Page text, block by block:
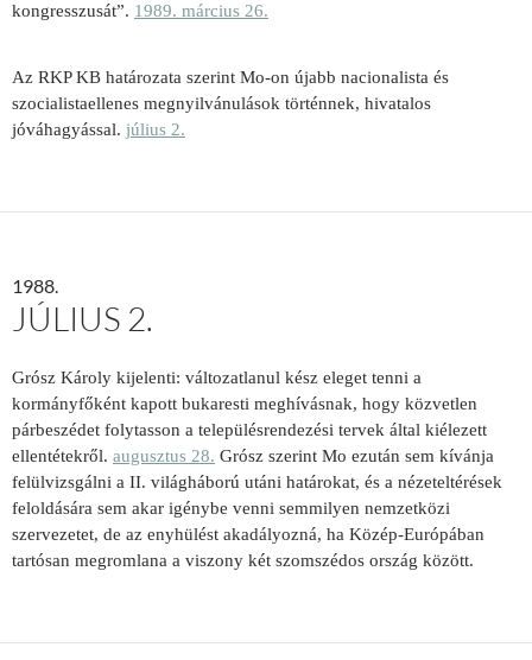
kongresszusát”. 1989. március 26.
Az RKP KB határozata szerint Mo-on újabb nacionalista és
szocialistaellenes megnyilvánulások történnek, hivatalos
jóváhagyással. július 2.
1988.
JÚLIUS 2.
Grósz Károly kijelenti: változatlanul kész eleget tenni a
kormányfőként kapott bukaresti meghívásnak, hogy közvetlen
párbeszédet folytasson a településrendezési tervek által kiélezett
ellentétekről. augusztus 28. Grósz szerint Mo ezután sem kívánja
felülvizsgálni a II. világháború utáni határokat, és a nézeteltérések
feloldására sem akar igénybe venni semmilyen nemzetközi
szervezetet, de az enyhülést akadályozná, ha Közép-Európában
tartósan megromlana a viszony két szomszédos ország között.